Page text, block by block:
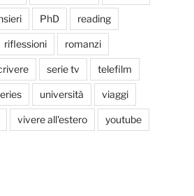
PhD reading
riflessioni romanzi
serie tv telefilm
università viaggi
vivere all'estero youtube